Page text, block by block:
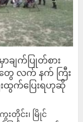
ချက်ပြုတ်စား
ေ လက် နက် ကြီး
ထွက်ပြေးရဟုဆို
တိုင်း၊ မြိုင်